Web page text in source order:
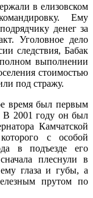
в елизовском
Ему
денег за
Уголовное дело
следствия, Бабак
выполнении
стоимостью
под стражу.
время был первым
В 2001 году он был
Камчатской
с особой
в подъезде его
плеснули в
глаза и губы, а
прутом по